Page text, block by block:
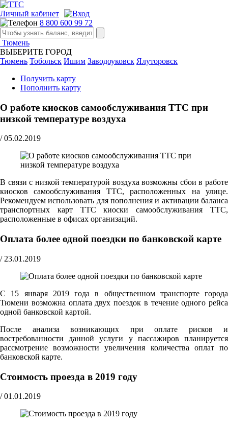
Личный кабинет
8 800 600 99 72
Тюмень
ВЫБЕРИТЕ ГОРОД
Тюмень Тобольск Ишим Заводоуковск Ялуторовск
Получить карту
Пополнить карту
О работе киосков самообслуживания ТТС при
низкой температуре воздуха
/ 05.02.2019
В связи с низкой температурой воздуха возможны сбои в работе
киосков самообслуживания ТТС, расположенных на улице.
Рекомендуем использовать для пополнения и активации баланса
транспортных карт ТТС киоски самообслуживания ТТС,
расположенные в офисах организаций.
Оплата более одной поездки по банковской карте
/ 23.01.2019
С 15 января 2019 года в общественном транспорте города
Тюмени возможна оплата двух поездок в течение одного рейса
одной банковской картой.
После анализа возникающих при оплате рисков и
востребованности данной услуги у пассажиров планируется
рассмотрение возможности увеличения количества оплат по
банковской карте.
Стоимость проезда в 2019 году
/ 01.01.2019